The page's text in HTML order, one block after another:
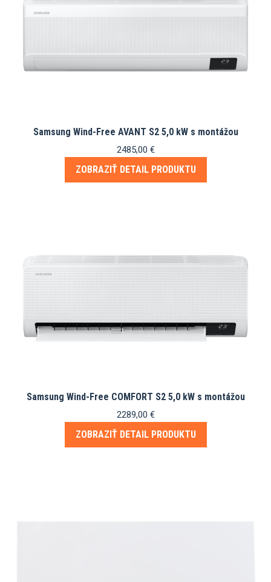
Samsung Wind-Free AVANT S2 5,0 kW s montážou
2485,00 €
ZOBRAZIŤ DETAIL PRODUKTU
Samsung Wind-Free COMFORT S2 5,0 kW s montážou
2289,00 €
ZOBRAZIŤ DETAIL PRODUKTU